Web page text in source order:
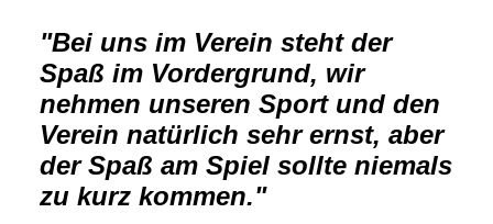
"Bei uns im Verein steht der
Spaß im Vordergrund, wir
nehmen unseren Sport und den
Verein natürlich sehr ernst, aber
der Spaß am Spiel sollte niemals
zu kurz kommen."